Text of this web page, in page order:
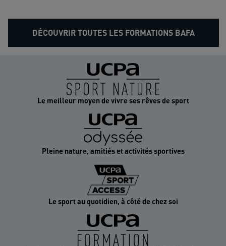
DÉCOUVRIR TOUTES LES FORMATIONS BAFA
Le meilleur moyen de vivre ses rêves de sport
Pleine nature, amitiés et activités sportives
Le sport au quotidien, à côté de chez soi